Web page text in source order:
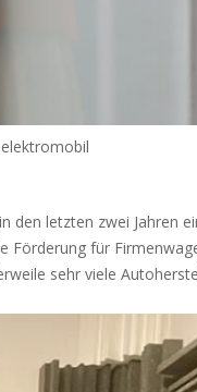
den letzten zwei Jahren
Förderung für
sehr viele